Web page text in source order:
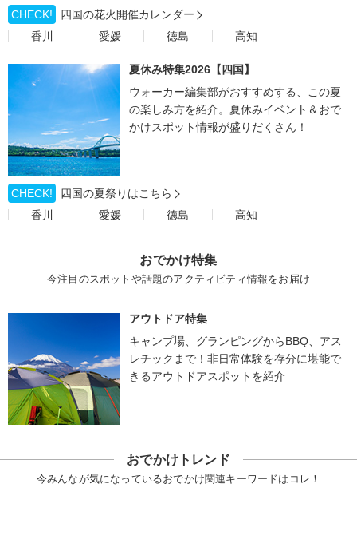
CHECK!
四国の花火開催カレンダー
香川
愛媛 徳島 高知
夏休み特集2026【四国】
ウォーカー編集部がおすすめする、この夏
の楽しみ方を紹介。夏休みイベント＆おで
かけスポット情報が盛りだくさん！
CHECK!
四国の夏祭りはこちら
香川
愛媛 徳島 高知
おでかけ特集
今注目のスポットや話題のアクティビティ情報をお届け
アウトドア特集
キャンプ場、グランピングからBBQ、アス
レチックまで！非日常体験を存分に堪能で
きるアウトドアスポットを紹介
おでかけトレンド
今みんなが気になっているおでかけ関連キーワードはコレ！